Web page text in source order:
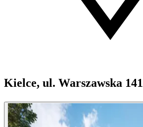
Kielce, ul. Warszawska 141